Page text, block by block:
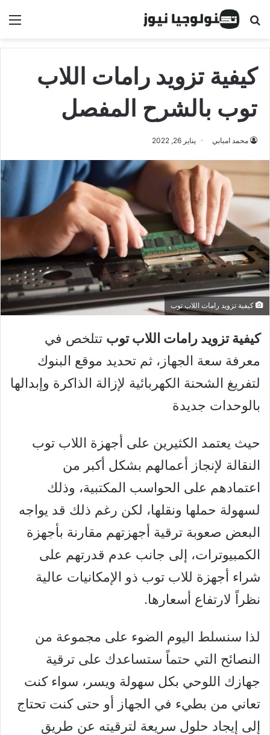
البحث عن
كيفية تزويد رامات اللاب
توب بالشرح المفصل
محمد امبابي يناير 26, 2022
كيفية تزويد رامات اللاب توب
كيفية تزويد رامات اللاب توب تتلخص في
معرفة سعة الجهاز، ثم تحديد موقع البنوك
لتفريغ الشحنة الكهربائية لإزالة الذاكرة وإبدالها
بالوحدات جديدة
حيث يعتمد الكثيرين على أجهزة اللاب توب
النقالة لإنجاز أعمالهم بشكل أكبر من
اعتمادهم على الحواسب المكتبية، وذلك
لسهولة حملها ونقلها، لكن رغم ذلك قد يواجه
البعض صعوبة ترقية أجهزتهم مقارنة بأجهزة
الكمبيوترات، إلى جانب عدم قدرتهم على
شراء أجهزة للاب توب ذو الإمكانيات عالية
نظراً لارتفاع أسعارها.
لذا سنسلط اليوم الضوء على مجموعة من
النصائح التي حتماً ستساعدك على ترقية
جهازك اللوحي بكل سهولة ويسر، سواء كنت
تعاني من بطيء في الجهاز أو حتى كنت تحتاج
إلى إيجاد حلول سريعة لترقيته عن طريق